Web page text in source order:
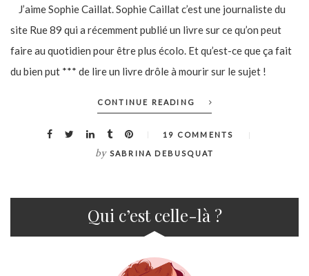
J’aime Sophie Caillat. Sophie Caillat c’est une journaliste du
site Rue 89 qui a récemment publié un livre sur ce qu’on peut
faire au quotidien pour être plus écolo. Et qu’est-ce que ça fait
du bien put *** de lire un livre drôle à mourir sur le sujet !
CONTINUE READING
19 COMMENTS
by SABRINA DEBUSQUAT
Qui c’est celle-là ?